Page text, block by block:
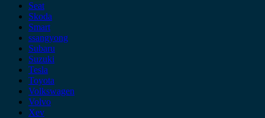
Seat
Skoda
Smart
ssangyong
Subaru
Suzuki
Tesla
Toyota
Volkswagen
Volvo
Xev